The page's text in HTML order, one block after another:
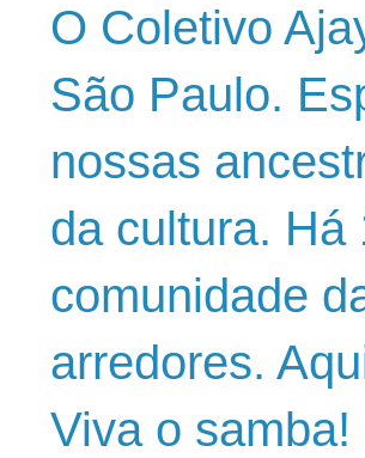
O Coletivo
São Paulo.
nossas
da cultura. Há
comunidade
arredores.
Viva o samba!